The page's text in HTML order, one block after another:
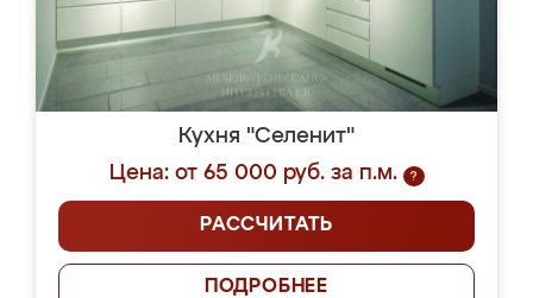
Кухня "Селенит"
Цена: от 65 000 руб. за п.м.
?
РАССЧИТАТЬ
ПОДРОБНЕЕ